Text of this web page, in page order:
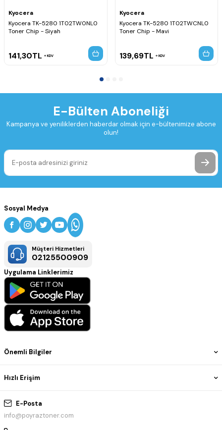
Kyocera
Kyocera TK-5280 1T02TW0NL0
Toner Chip - Siyah
141,30TL KDV
Kyocera
Kyocera TK-5280 1T02TWCNL0
Toner Chip - Mavi
139,69TL KDV
E-Bülten Aboneliği
Kampanya ve yeniliklerden haberdar olmak için e-bültenimize abone
olun!
E-Posta
info@poyraztoner.com
Önemli Bilgiler
Hızlı Erişim
Sosyal Medya
Müşteri Hizmetleri
02125500909
Uygulama Linklerimiz